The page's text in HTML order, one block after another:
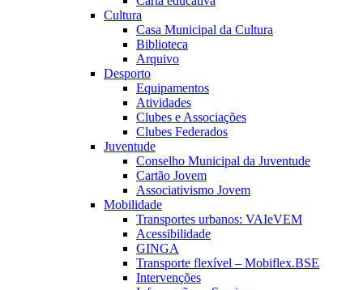
Cultura
Casa Municipal da Cultura
Biblioteca
Arquivo
Desporto
Equipamentos
Atividades
Clubes e Associações
Clubes Federados
Juventude
Conselho Municipal da Juventude
Cartão Jovem
Associativismo Jovem
Mobilidade
Transportes urbanos: VAIeVEM
Acessibilidade
GINGA
Transporte flexível – Mobiflex.BSE
Intervenções